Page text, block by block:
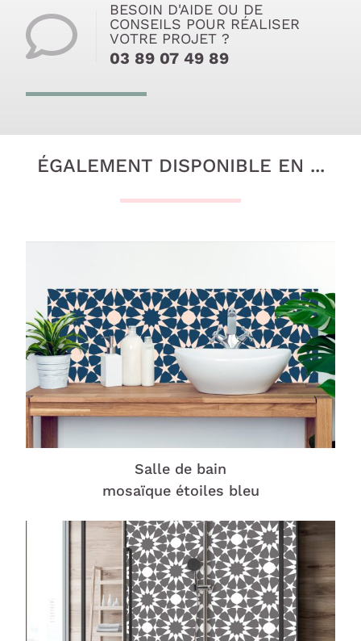
BESOIN D'AIDE OU DE
CONSEILS POUR RÉALISER
VOTRE PROJET ?
03 89 07 49 89
ÉGALEMENT DISPONIBLE EN ...
Salle de bain
mosaïque étoiles bleu